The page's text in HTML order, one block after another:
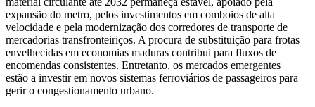
expansão do metro, pelos investimentos em comboios de alta
velocidade e pela modernização dos corredores de transporte de
mercadorias transfronteiriços. A procura de substituição para frotas
envelhecidas em economias maduras contribui para fluxos de
encomendas consistentes. Entretanto, os mercados emergentes
estão a investir em novos sistemas ferroviários de passageiros para
gerir o congestionamento urbano.